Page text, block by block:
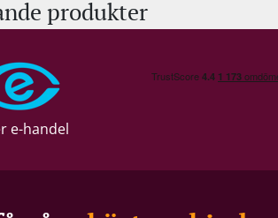
produkter
e-handel